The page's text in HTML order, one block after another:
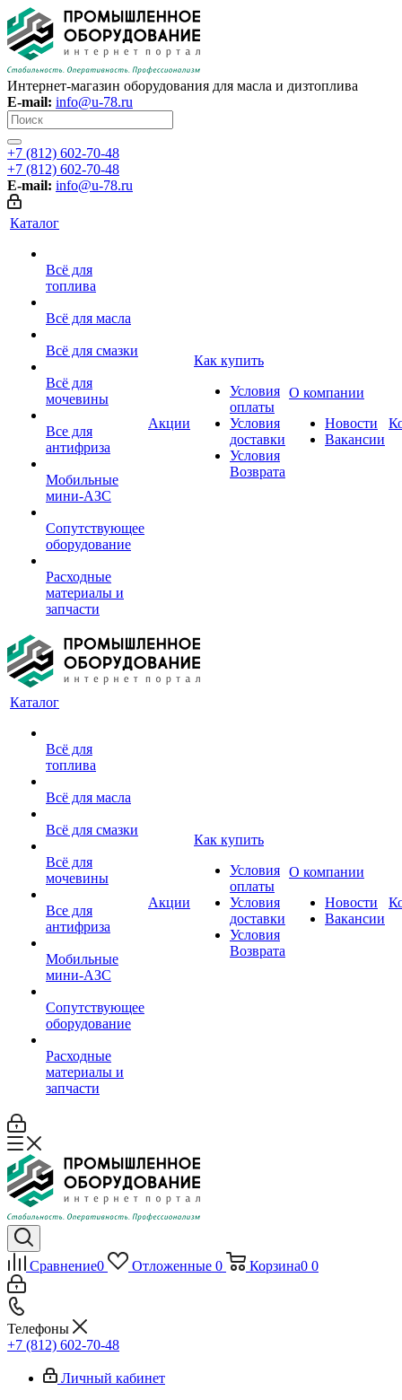
Интернет-магазин оборудования для масла и дизтоплива
E-mail: info@u-78.ru
+7 (812) 602-70-48
+7 (812) 602-70-48
E-mail: info@u-78.ru
Каталог
Всё для
топлива
Всё для масла
Всё для смазки
Всё для
мочевины
Все для
антифриза
Мобильные
мини-АЗС
Сопутствующее
оборудование
Расходные
материалы и
запчасти
Акции
Как купить
Условия
оплаты
Условия
доставки
Условия
Возврата
О компании
Новости
Вакансии
Каталог
Всё для
топлива
Всё для масла
Всё для смазки
Всё для
мочевины
Все для
антифриза
Мобильные
мини-АЗС
Сопутствующее
оборудование
Расходные
материалы и
запчасти
Акции
Как купить
Условия
оплаты
Условия
доставки
Условия
Возврата
О компании
Новости
Вакансии
Сравнение0 Отложенные 0 Корзина0 0
Телефоны
+7 (812) 602-70-48
Личный кабинет